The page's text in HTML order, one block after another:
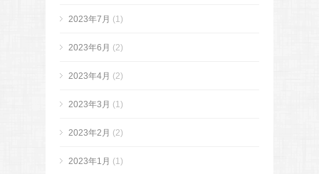
2023年7月 (1)
2023年6月 (2)
2023年4月 (2)
2023年3月 (1)
2023年2月 (2)
2023年1月 (1)